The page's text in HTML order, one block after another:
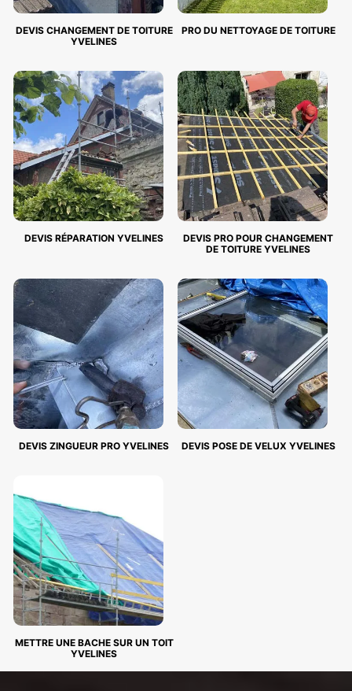
DEVIS CHANGEMENT DE TOITURE
YVELINES
PRO DU NETTOYAGE DE TOITURE
DEVIS RÉPARATION YVELINES
DEVIS PRO POUR CHANGEMENT
DE TOITURE YVELINES
DEVIS ZINGUEUR PRO YVELINES DEVIS POSE DE VELUX YVELINES
METTRE UNE BACHE SUR UN TOIT
YVELINES